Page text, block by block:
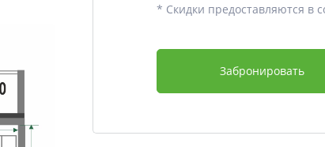
* Скидки предоставляются в
Забронировать